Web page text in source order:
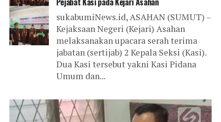
sukabumiNews.id, ASAHAN (SUMUT) –
Kejaksaan Negeri (Kejari) Asahan
melaksanakan upacara serah terima
jabatan (sertijab) 2 Kepala Seksi (Kasi).
Dua Kasi tersebut yakni Kasi Pidana
Umum dan...